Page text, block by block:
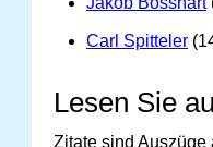
Carl Spitteler
Lesen Sie
Zitate sind Auszüge